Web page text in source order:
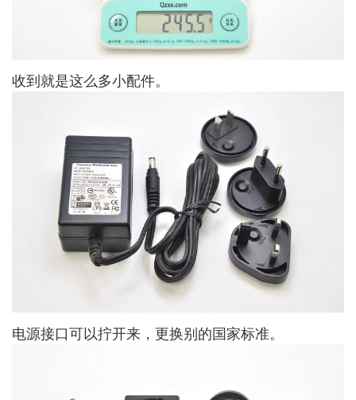
收到就是这么多小配件。
电源接口可以拧开来，更换别的国家标准。